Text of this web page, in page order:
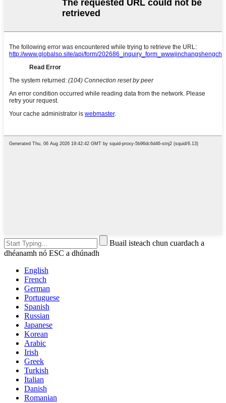
Buail isteach chun cuardach a
dhéanamh nó ESC a dhúnadh
English
French
German
Portuguese
Spanish
Russian
Japanese
Korean
Arabic
Irish
Greek
Turkish
Italian
Danish
Romanian